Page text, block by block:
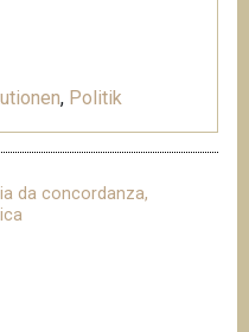
, Politik
da concordanza,